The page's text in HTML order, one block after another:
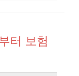
터 보험